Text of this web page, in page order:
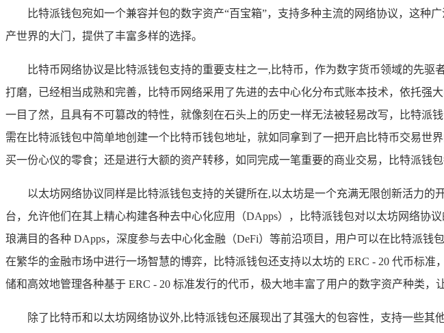
比特派钱包宛如一个兼容并包的数字资产“百宝箱”，支持多种主流的网络协议，这
产世界的大门，提供了丰富多样的选择。
比特币网络协议是比特派钱包支持的重要支柱之一,比特币，作为数字货币领域的先
打磨，已经相当成熟和完善，比特币网络采用了先进的去中心化分布式账本技术，依托
一目了然，且具有不可篡改的特性，就像刻在石头上的历史一样无法被轻易改写，比特
需在比特派钱包中简单地创建一个比特币钱包地址，就如同拿到了一把开启比特币交易
买一份心仪的零食；还是进行大额的资产转移，如同完成一笔重要的商业交易，比特派钱
以太坊网络协议同样是比特派钱包支持的关键所在,以太坊是一个充满无限创新活力
台，允许他们在其上精心构建各种去中心化应用（DApps），比特派钱包对以太坊网络
琅满目的各种 DApps，深度参与去中心化金融（DeFi）等前沿项目，用户可以在比特派
在繁华的金融市场中进行一场智慧的博弈，比特派钱包还支持以太坊的 ERC - 20 代币标
储和高效地管理各种基于 ERC - 20 标准发行的代币，极大地丰富了用户的数字资产种类，
除了比特币和以太坊网络协议外,比特派钱包还展现出了其强大的包容性，支持一些其